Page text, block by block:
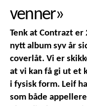
venner»
Tenk at Contrazt
nytt album syv år
coverlåt. Vi er
at vi kan få gi ut et
i fysisk form. Leif
som både